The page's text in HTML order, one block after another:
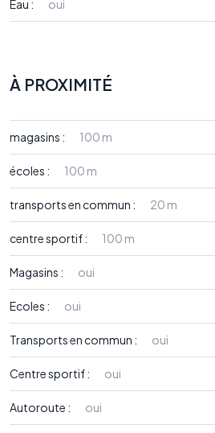
Eau : oui
À PROXIMITÉ
magasins : 100 m
écoles : 100 m
transports en commun : 20 m
centre sportif : 100 m
Magasins : oui
Ecoles : oui
Transports en commun : oui
Centre sportif : oui
Autoroute : oui